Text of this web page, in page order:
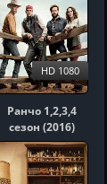
Ранчо 1,2,3,4
сезон (2016)
HD 1080